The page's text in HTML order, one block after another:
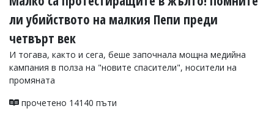
Коментарите
под
статиите
се
въвеждат
от
читателите
редакцията
ли убийството на малкия Пепи преди
четвърт век
И тогава, както и сега, беше започнала мощна медийна
кампания в полза на "новите спасители", носители на
промяната
прочетено 14140 пъти